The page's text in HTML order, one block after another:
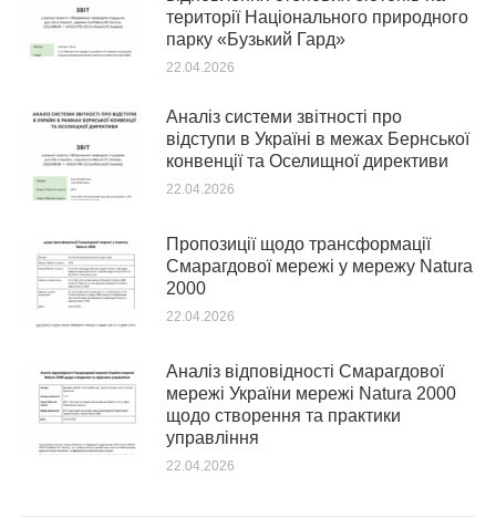
території Національного природного
парку «Бузький Гард»
22.04.2026
Аналіз системи звітності про
відступи в Україні в межах Бернської
конвенції та Оселищної директиви
22.04.2026
Пропозиції щодо трансформації
Смарагдової мережі у мережу Natura
2000
22.04.2026
Аналіз відповідності Смарагдової
мережі України мережі Natura 2000
щодо створення та практики
управління
22.04.2026